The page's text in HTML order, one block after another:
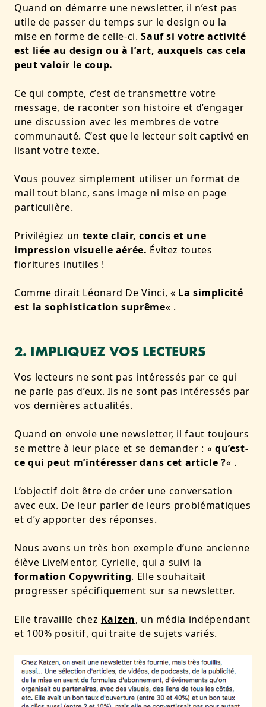
Quand on démarre une newsletter, il n’est pas
utile de passer du temps sur le design ou la
mise en forme de celle-ci.Sauf si votre activité
est liée au design ou à l’art, auxquels cas cela
peut valoir le coup.
Ce qui compte, c’est de transmettre votre
message, de raconter son histoire et d’engager
une discussion avec les membres de votre
communauté. C’est que le lecteur soit captivé en
lisant votre texte.
Vous pouvez simplement utiliser un format de
mail tout blanc, sans image ni mise en page
particulière.
Privilégiez un texte clair, concis et une
impression visuelle aérée. Évitez toutes
fioritures inutiles !
Comme dirait Léonard De Vinci, « La simplicité
est la sophistication suprême« .
2. IMPLIQUEZ VOS LECTEURS
Vos lecteurs ne sont pas intéressés par ce qui
ne parle pas d’eux. Ils ne sont pas intéressés par
vos dernières actualités.
Quand on envoie une newsletter, il faut toujours
se mettre à leur place et se demander : « qu’est-
ce qui peut m’intéresser dans cet article ?« .
L’objectif doit être de créer une conversation
avec eux. De leur parler de leurs problématiques
et d’y apporter des réponses.
Nous avons un très bon exemple d’une ancienne
élève LiveMentor, Cyrielle, qui a suivi la
formation Copywriting. Elle souhaitait
progresser spécifiquement sur sa newsletter.
Elle travaille chez Kaizen, un média indépendant
et 100% positif, qui traite de sujets variés.